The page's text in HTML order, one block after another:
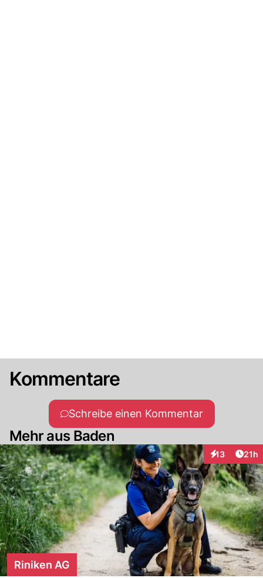
Kommentare
Schreibe einen Kommentar
Mehr aus Baden
13
Interaktionen
21h
Riniken AG